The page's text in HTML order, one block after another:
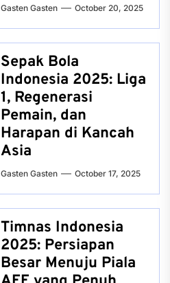
Gasten Gasten October 20, 2025
Sepak Bola
Indonesia 2025: Liga
1, Regenerasi
Pemain, dan
Harapan di Kancah
Asia
Gasten Gasten October 17, 2025
Timnas Indonesia
2025: Persiapan
Besar Menuju Piala